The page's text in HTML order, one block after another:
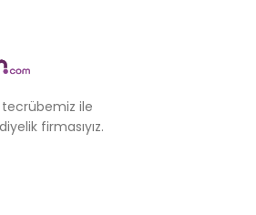
tecrübemiz ile
firmasıyız.